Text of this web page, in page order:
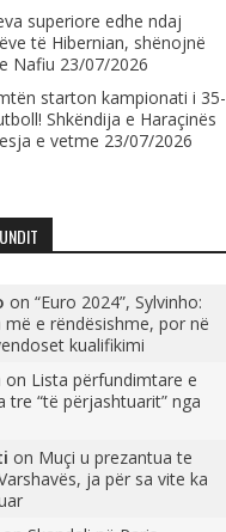
superiore edhe ndaj
të Hibernian, shënojnë
Nafiu 23/07/2026
starton kampionati i 35-
Shkëndija e Haraçinës
e vetme 23/07/2026
on “Euro 2024”, Sylvinho:
më e rëndësishme, por në
kualifikimi
on Lista përfundimtare e
tre “të përjashtuarit” nga
on Muçi u prezantua te
ja për sa vite ka